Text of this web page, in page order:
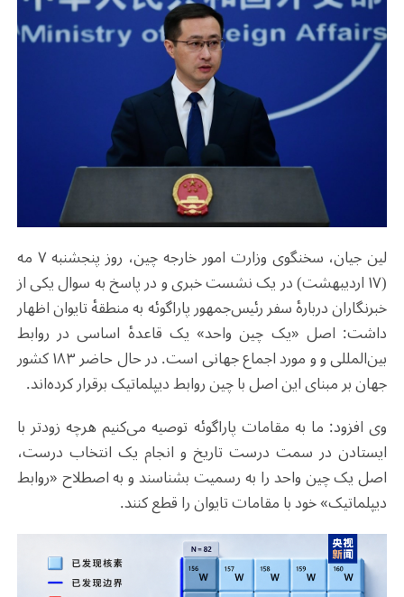
لین جیان، سخنگوی وزارت امور خارجه چین، روز پنجشنبه ۷ مه
(۱۷ اردیبهشت) در یک نشست خبری و در پاسخ به سوال یکی از
خبرنگاران دربارهٔ سفر رئیس‌جمهور پاراگوئه به منطقهٔ تایوان اظهار
داشت: اصل «یک چین واحد» یک قاعدهٔ اساسی در روابط
بین‌المللی و و مورد اجماع جهانی است. در حال حاضر ۱۸۳ کشور
جهان بر مبنای این اصل با چین روابط دیپلماتیک برقرار کرده‌اند.
وی افزود: ما به مقامات پاراگوئه توصیه می‌کنیم هرچه زودتر با
ایستادن در سمت درست تاریخ و انجام یک انتخاب درست،
اصل یک چین واحد را به رسمیت بشناسند و به اصطلاح «روابط
دیپلماتیک» خود با مقامات تایوان را قطع کنند.